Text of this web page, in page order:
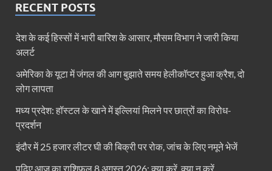
RECENT POSTS
देश के कई हिस्सों में भारी बारिश के आसार, मौसम विभाग ने जारी किया
अलर्ट
अमेरिका के यूटा में जंगल की आग बुझाते समय हेलीकॉप्टर हुआ क्रैश, दो
लोग लापता
मध्य प्रदेश: हॉस्टल के खाने में इल्लियां मिलने पर छात्रों का विरोध-
प्रदर्शन
इंदौर में 25 हजार लीटर घी की बिक्री पर रोक, जांच के लिए नमूने भेजें
पढ़िए आज का राशिफल 8 अगस्त 2026: क्या करें, क्या न करें…